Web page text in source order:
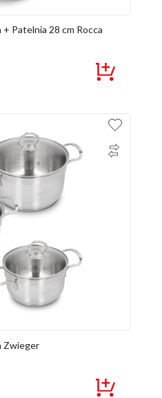
Patelnia 28 cm Rocca
Zwieger